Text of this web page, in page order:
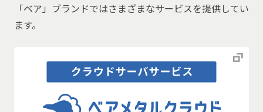
「ベア」ブランドではさまざまなサービスを提供してい
ます。